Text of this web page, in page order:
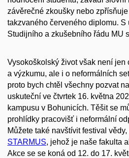
závěrečné zkoušky nebo
takzvaného červeného diplomu. S
Studijního a zkušebního řádu MU
Vysokoškolský život však není jen
a výzkumu, ale i o neformálních
proto bych chtěl všechny pozvat na
uskuteční ve čtvrtek 16. května
kampusu v Bohunicích. Těšit se
prohlídky pracovišť i neformální
Můžete také navštívit festival
STARMUS, jehož je naše fakulta
Akce se se koná od 12. do 17.